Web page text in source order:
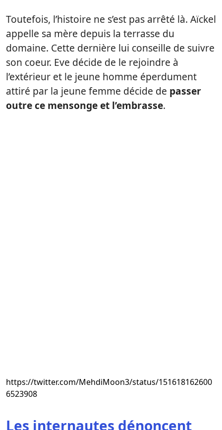
Toutefois, l’histoire ne s’est pas arrêté là. Aïckel
appelle sa mère depuis la terrasse du
domaine. Cette dernière lui conseille de suivre
son coeur. Eve décide de le rejoindre à
l’extérieur et le jeune homme éperdument
attiré par la jeune femme décide de passer
outre ce mensonge et l’embrasse.
https://twitter.com/MehdiMoon3/status/151618162600
6523908
Les internautes dénoncent